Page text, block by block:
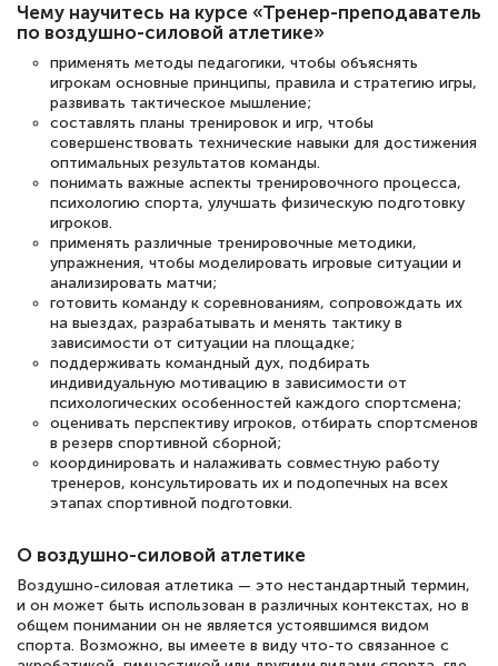
прохождения курса, удобная система
аттестации, проблем не возникло ни на
каком этапе…
Чему научитесь на курсе «Тренер-преподаватель
по воздушно-силовой атлетике»
применять методы педагогики, чтобы объяснять
игрокам основные принципы, правила и стратегию игры,
развивать тактическое мышление;
составлять планы тренировок и игр, чтобы
совершенствовать технические навыки для достижения
оптимальных результатов команды.
понимать важные аспекты тренировочного процесса,
психологию спорта, улучшать физическую подготовку
игроков.
применять различные тренировочные методики,
упражнения, чтобы моделировать игровые ситуации и
анализировать матчи;
готовить команду к соревнованиям, сопровождать их
на выездах, разрабатывать и менять тактику в
зависимости от ситуации на площадке;
поддерживать командный дух, подбирать
индивидуальную мотивацию в зависимости от
психологических особенностей каждого спортсмена;
оценивать перспективу игроков, отбирать спортсменов
в резерв спортивной сборной;
координировать и налаживать совместную работу
тренеров, консультировать их и подопечных на всех
этапах спортивной подготовки.
О воздушно-силовой атлетике
Воздушно-силовая атлетика — это нестандартный термин,
и он может быть использован в различных контекстах, но в
общем понимании он не является устоявшимся видом
спорта. Возможно, вы имеете в виду что-то связанное с